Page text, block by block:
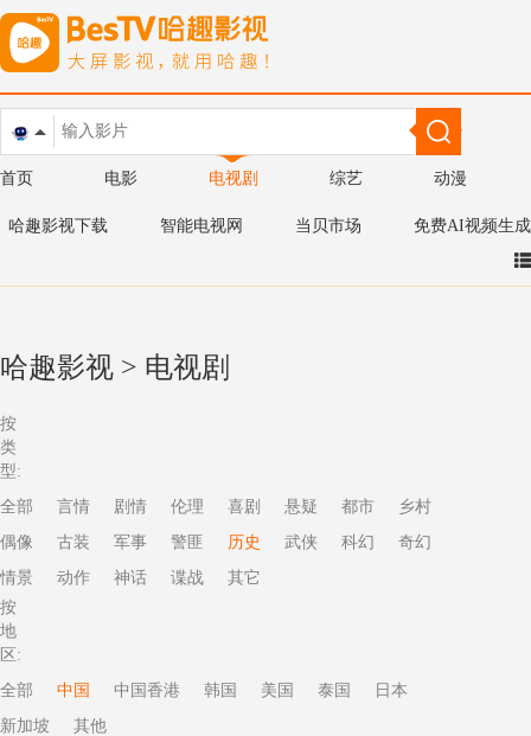
首页 电影 电视剧 综艺 动漫
哈趣影视下载 智能电视网 当贝市场 免费AI视频生成
哈趣影视 > 电视剧
按
类
型:
全部
言情 剧情 伦理 喜剧 悬疑 都市
乡村
偶像
古装 军事 警匪 历史 武侠 科幻
奇幻
情景
动作 神话 谍战
其它
按
地
区:
全部
中国 中国香港 韩国 美国 泰国
日本
新加坡
其他